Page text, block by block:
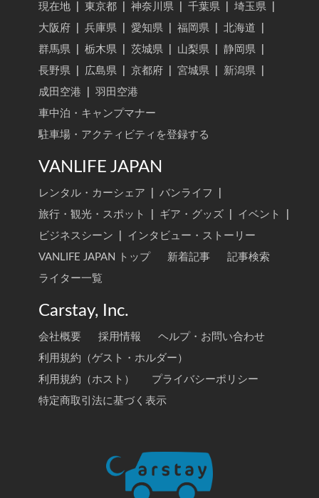
現在地 東京都 神奈川県 千葉県 埼玉県
大阪府
兵庫県 愛知県 福岡県 北海道
群馬県
栃木県 茨城県 山梨県 静岡県
長野県
広島県 京都府 宮城県 新潟県
成田空港
羽田空港
車中泊・キャンプマナー
駐車場・アクティビティを登録する
VANLIFE JAPAN
レンタル・カーシェア バンライフ
旅行・観光・スポット
ギア・グッズ イベント
ビジネスシーン
インタビュー・ストーリー
VANLIFE JAPAN トップ
新着記事
記事検索
ライター一覧
Carstay, Inc.
会社概要 採用情報
ヘルプ・お問い合わせ
利用規約（ゲスト・ホルダー）
利用規約（ホスト）
プライバシーポリシー
特定商取引法に基づく表示